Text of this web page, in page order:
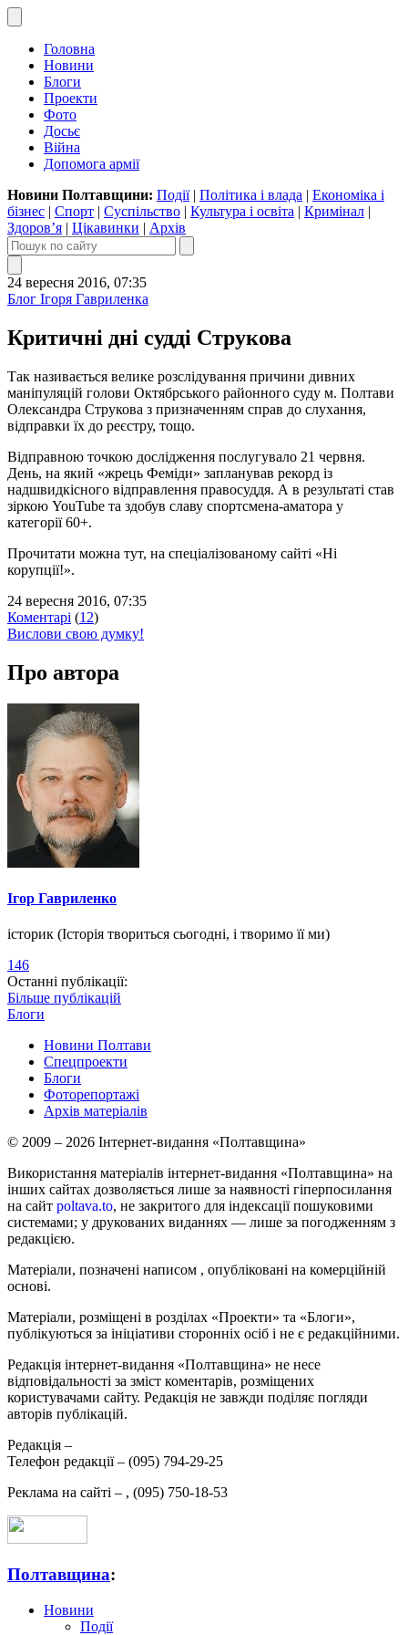
Головна
Новини
Блоги
Проекти
Фото
Досьє
Війна
Допомога армії
Новини Полтавщини: Події| Політика і влада | Економіка і
бізнес | Спорт | Суспільство | Культура і освіта | Кримінал |
Здоров’я | Цікавинки | Архів
24 вересня 2016, 07:35
Блог Ігоря Гавриленка
Критичні дні судді Струкова
Так називається велике розслідування причини дивних
маніпуляцій голови Октябрського районного суду м. Полтави
Олександра Струкова з призначенням справ до слухання,
відправки їх до реєстру, тощо.
Відправною точкою дослідження послугувало 21 червня.
День, на який «жрець Феміди» запланував рекорд із
надшвидкісного відправлення правосуддя. А в результаті став
зіркою YouTube та здобув славу спортсмена-аматора у
категорії 60+.
Прочитати можна тут, на спеціалізованому сайті «Ні
корупції!».
24 вересня 2016, 07:35
Коментарі (12)
Вислови свою думку!
Про автора
Ігор Гавриленко
історик (Історія твориться сьогодні, і творимо її ми)
146
Останні публікації:
Більше публікацій
Блоги
Новини Полтави
Спецпроекти
Блоги
Фоторепортажі
Архів матеріалів
© 2009 – 2026 Інтернет-видання «Полтавщина»
Використання матеріалів інтернет-видання «Полтавщина» на
інших сайтах дозволяється лише за наявності гіперпосилання
на сайт poltava.to, не закритого для індексації пошуковими
системами; у друкованих виданнях — лише за погодженням з
редакцією.
Матеріали, позначені написом , опубліковані на комерційній
основі.
Матеріали, розміщені в розділах «Проекти» та «Блоги»,
публікуються за ініціативи сторонніх осіб і не є редакційними.
Редакція інтернет-видання «Полтавщина» не несе
відповідальності за зміст коментарів, розміщених
користувачами сайту. Редакція не завжди поділяє погляди
авторів публікацій.
Редакція –
Телефон редакції – (095) 794-29-25
Реклама на сайті – , (095) 750-18-53
Полтавщина:
Новини
Події